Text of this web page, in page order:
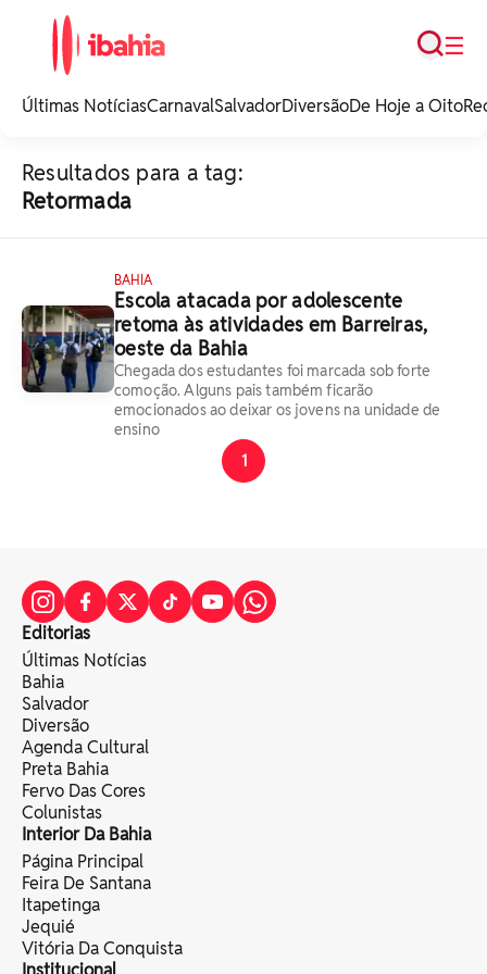
noticias e
☰
Busca
Últimas NotíciasCarnavalSalvadorDiversãoDe Hoje a Oito
Resultados para a tag:
Retormada
BAHIA
Escola atacada por adolescente
retoma às atividades em Barreiras,
oeste da Bahia
Chegada dos estudantes foi marcada sob forte
comoção. Alguns pais também ficarão
emocionados ao deixar os jovens na unidade de
ensino
1
Editorias
Últimas Notícias
Bahia
Salvador
Diversão
Agenda Cultural
Preta Bahia
Fervo Das Cores
Colunistas
Interior Da Bahia
Página Principal
Feira De Santana
Itapetinga
Jequié
Vitória Da Conquista